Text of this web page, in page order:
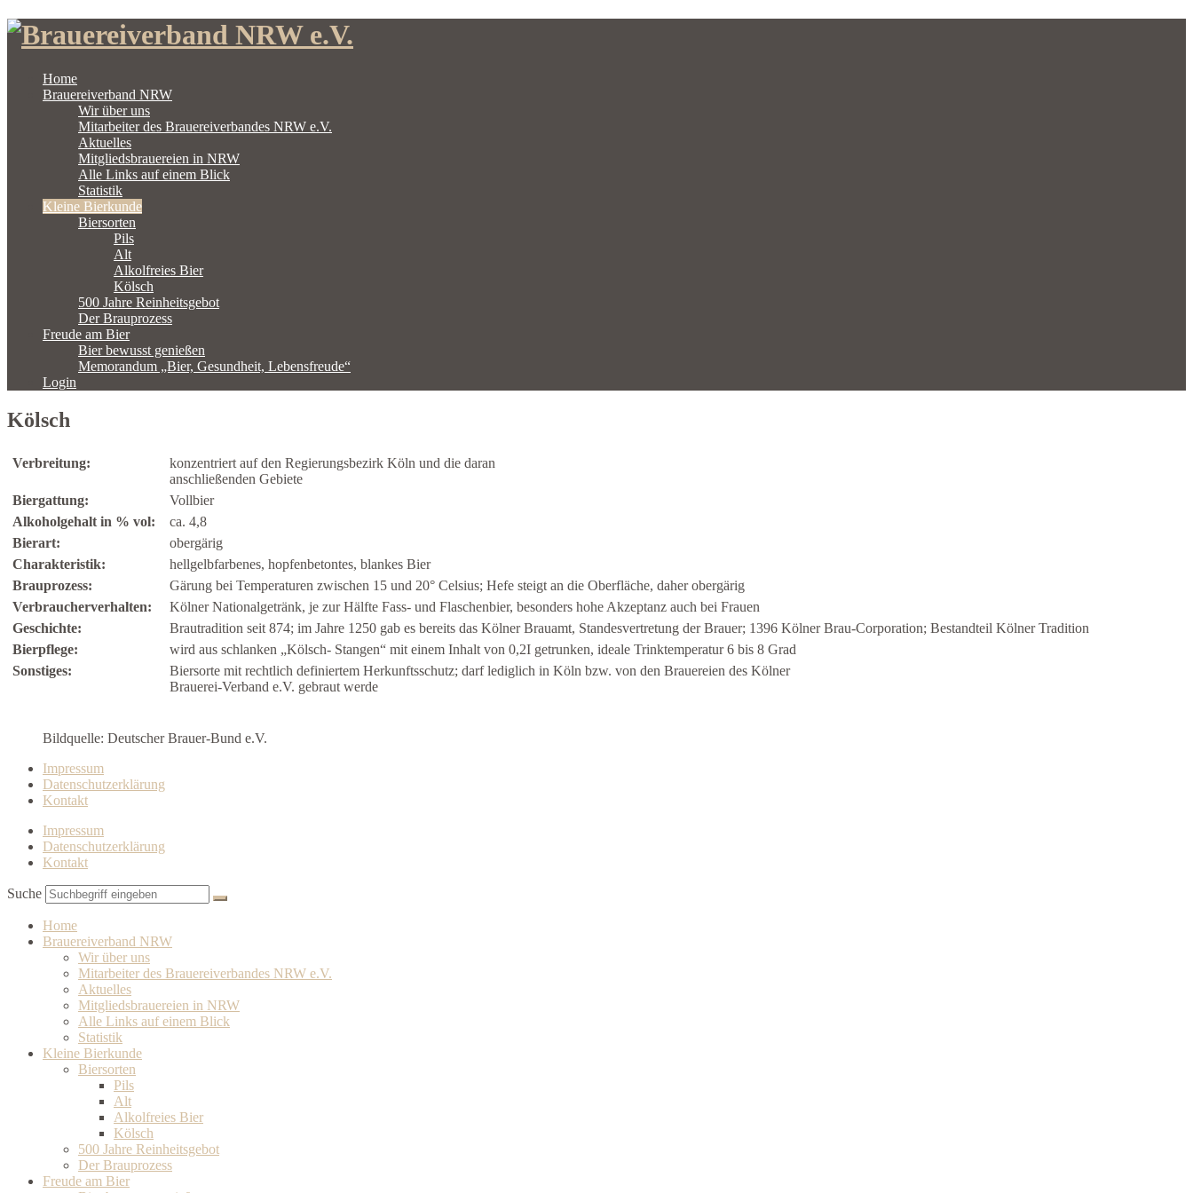
Home
Brauereiverband NRW
Wir über uns
Mitarbeiter des Brauereiverbandes NRW e.V.
Aktuelles
Mitgliedsbrauereien in NRW
Alle Links auf einem Blick
Statistik
Kleine Bierkunde
Biersorten
Pils
Alt
Alkolfreies Bier
Kölsch
500 Jahre Reinheitsgebot
Der Brauprozess
Freude am Bier
Bier bewusst genießen
Memorandum „Bier, Gesundheit, Lebensfreude“
Login
Kölsch
Verbreitung:
konzentriert auf den Regierungsbezirk Köln und die daran
anschließenden Gebiete
Biergattung:
Vollbier
Alkoholgehalt in % vol:
ca. 4,8
Bierart:
obergärig
Charakteristik:
hellgelbfarbenes, hopfenbetontes, blankes Bier
Brauprozess:
Gärung bei Temperaturen zwischen 15 und 20° Celsius; Hefe steigt an die Oberfläche, daher obergärig
Verbraucherverhalten:
Kölner Nationalgetränk, je zur Hälfte Fass- und Flaschenbier, besonders hohe Akzeptanz auch bei Frauen
Geschichte:
Brautradition seit 874; im Jahre 1250 gab es bereits das Kölner Brauamt, Standesvertretung der Brauer; 1396 Kölner Brau-Corporation; Bestandteil Kölner Tradition
Bierpflege:
wird aus schlanken „Kölsch- Stangen“ mit einem Inhalt von 0,2I getrunken, ideale Trinktemperatur 6 bis 8 Grad
Sonstiges:
Biersorte mit rechtlich definiertem Herkunftsschutz; darf lediglich in Köln bzw. von den Brauereien des Kölner
Brauerei-Verband e.V. gebraut werde
Bildquelle: Deutscher Brauer-Bund e.V.
Impressum
Datenschutzerklärung
Kontakt
Impressum
Datenschutzerklärung
Kontakt
Suche
Home
Brauereiverband NRW
Wir über uns
Mitarbeiter des Brauereiverbandes NRW e.V.
Aktuelles
Mitgliedsbrauereien in NRW
Alle Links auf einem Blick
Statistik
Kleine Bierkunde
Biersorten
Pils
Alt
Alkolfreies Bier
Kölsch
500 Jahre Reinheitsgebot
Der Brauprozess
Freude am Bier